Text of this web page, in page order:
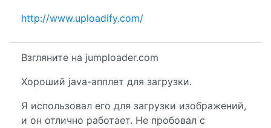
http://www.uploadify.com/
Взгляните на jumploader.com
Хороший java-апплет для загрузки.
Я использовал его для загрузки изображений,
и он отлично работает. Не пробовал с